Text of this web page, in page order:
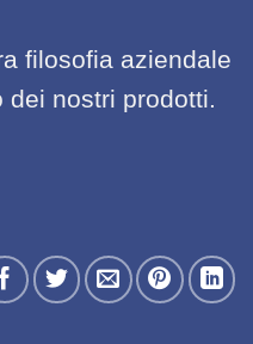
filosofia aziendale
dei nostri prodotti.